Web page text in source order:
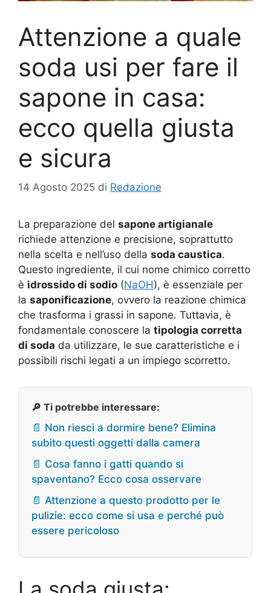
Attenzione a quale
soda usi per fare il
sapone in casa:
ecco quella giusta
e sicura
14 Agosto 2025 di Redazione
La preparazione del sapone artigianale
richiede attenzione e precisione, soprattutto
nella scelta e nell’uso della soda caustica.
Questo ingrediente, il cui nome chimico corretto
è idrossido di sodio (NaOH), è essenziale per
la saponificazione, ovvero la reazione chimica
che trasforma i grassi in sapone. Tuttavia, è
fondamentale conoscere la tipologia corretta
di soda da utilizzare, le sue caratteristiche e i
possibili rischi legati a un impiego scorretto.
🔎 Ti potrebbe interessare:
📄 Non riesci a dormire bene? Elimina
subito questi oggetti dalla camera
📄 Cosa fanno i gatti quando si
spaventano? Ecco cosa osservare
📄 Attenzione a questo prodotto per le
pulizie: ecco come si usa e perché può
essere pericoloso